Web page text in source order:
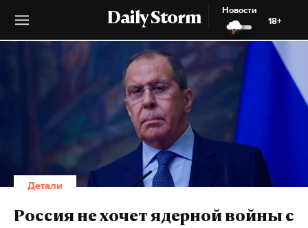
Daily Storm
Новости
18+
Детали
Россия не хочет ядерной войны с